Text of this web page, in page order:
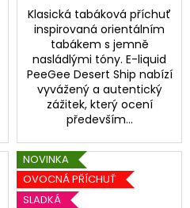
Klasická tabáková příchuť
inspirovaná orientálním
tabákem s jemně
nasládlými tóny. E-liquid
PeeGee Desert Ship nabízí
vyvážený a autentický
zážitek, který ocení
především...
NOVINKA
OVOCNÁ PŘÍCHUŤ
SLADKÁ